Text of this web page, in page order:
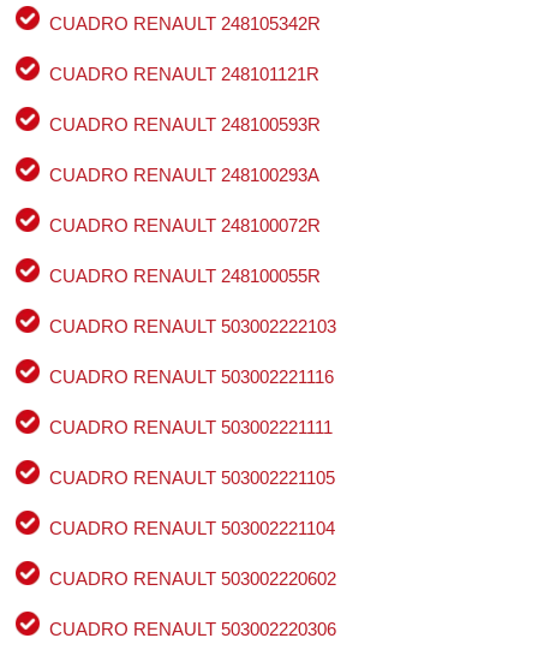
CUADRO RENAULT 248105342R
CUADRO RENAULT 248101121R
CUADRO RENAULT 248100593R
CUADRO RENAULT 248100293A
CUADRO RENAULT 248100072R
CUADRO RENAULT 248100055R
CUADRO RENAULT 503002222103
CUADRO RENAULT 503002221116
CUADRO RENAULT 503002221111
CUADRO RENAULT 503002221105
CUADRO RENAULT 503002221104
CUADRO RENAULT 503002220602
CUADRO RENAULT 503002220306